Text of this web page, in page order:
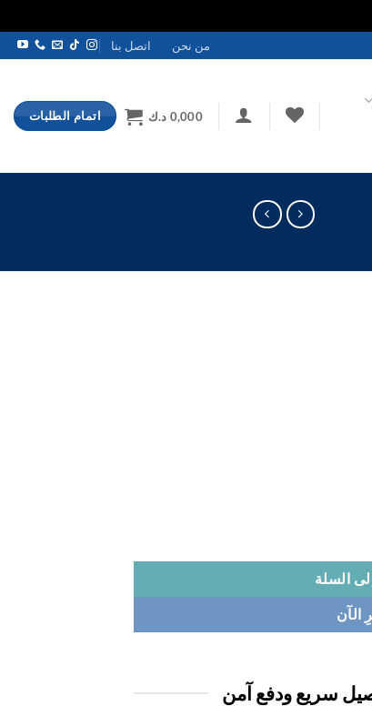
من نحن اتصل بنا
0,000 د.ك اتمام الطلبات
السلة
الآن
سريع ودفع آمن